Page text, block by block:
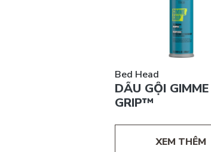
Bed Head
DẦU GỘI GIMME
GRIP™
XEM THÊM